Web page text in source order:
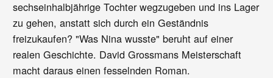
sechseinhalbjährige Tochter wegzugeben und ins Lager
zu gehen, anstatt sich durch ein Geständnis
freizukaufen? "Was Nina wusste" beruht auf einer
realen Geschichte. David Grossmans Meisterschaft
macht daraus einen fesselnden Roman.